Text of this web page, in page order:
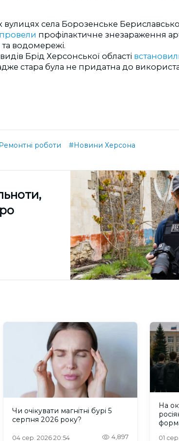
вулицях села Борозенське
провели профілактичне знезараження
водомережі.
Брід Херсонської області
стара була не придатна до
роботи #Новини Херсона
Чи очікувати магнітні бурі 5
серпня 2026 року?
04 сер. 2026 20:54 4,897
На
01